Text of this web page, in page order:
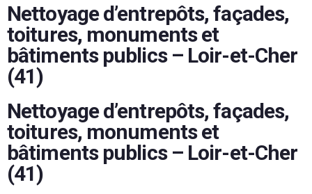
Nettoyage d’entrepôts, façades,
toitures, monuments et
bâtiments publics – Loir-et-Cher
(41)
Nettoyage d’entrepôts, façades,
toitures, monuments et
bâtiments publics – Loir-et-Cher
(41)